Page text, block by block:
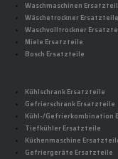
Waschmaschinen
Wäschetrockner Ersatzteile
Waschvolltrockner
Miele Ersatzteile
Bosch Ersatzteile
Kühlschrank Ersatzteile
Gefrierschrank Ersatzteile
Kühl-/Gefrierkombination
Tiefkühler Ersatzteile
Küchenmaschine
Gefriergeräte Ersatzteile